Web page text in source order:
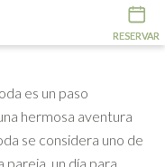
RESERVAR
RESERVAR
es un paso
hermosa aventura
se considera uno de
pareja, un día para